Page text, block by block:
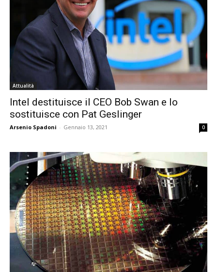
Attualità
Intel destituisce il CEO Bob Swan e lo
sostituisce con Pat Geslinger
Arsenio Spadoni - Gennaio 13, 2021 0